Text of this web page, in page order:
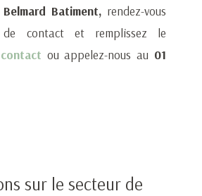
Belmard Batiment, rendez-vous
contact et remplissez le
ou appelez-nous au 01
sur le secteur de